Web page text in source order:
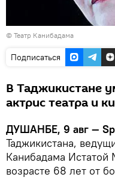
© Театр Канибадама
Подписаться
В Таджикистане
актрис театра и
ДУШАНБЕ, 9 авг —
Таджикистана,
Канибадама Истатой
возрасте 68 лет от